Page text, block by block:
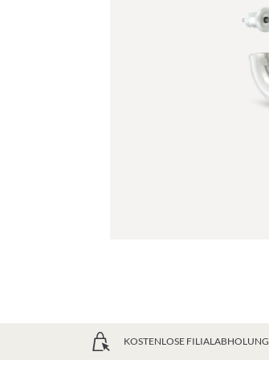
KOSTENLOSE FILIALABHOLUNG